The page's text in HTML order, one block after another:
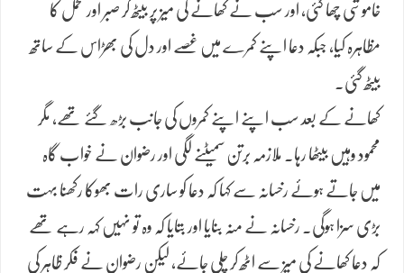
خاموشی چھا گئی، اور سب نے کھانے کی میز پر بیٹھ کر صبر اور تحمل کا
مظاہرہ کیا، جبکہ دعا اپنے کمرے میں غصے اور دل کی بھڑاس کے ساتھ
بیٹھ گئی۔
کھانے کے بعد سب اپنے اپنے کمروں کی جانب بڑھ گئے تھے، مگر
محمود وہیں بیٹھا رہا۔ ملازمہ برتن سمیٹنے لگی اور رضوان نے خواب گاہ
میں جاتے ہوئے رخسانہ سے کہا کہ دعا کو ساری رات بھوکا رکھنا بہت
بڑی سزا ہوگی۔ رخسانہ نے منہ بنایا اور بتایا کہ وہ تو نہیں کہہ رہے تھے
کہ دعا کھانے کی میز سے اٹھ کر چلی جائے، لیکن رضوان نے فکر ظاہر کی